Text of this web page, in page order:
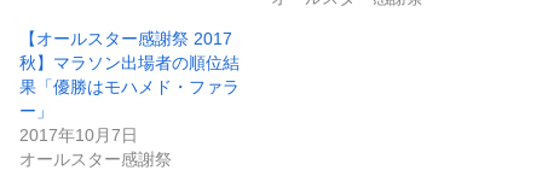
ウ
ィ
ン
ド
ウ
開
き
ま
て
く
だ
さ
新
し
い
【オールスター感謝祭 2017
秋】マラソン出場者の順位結
果「優勝はモハメド・ファラ
ー」
2017年10月7日
オールスター感謝祭